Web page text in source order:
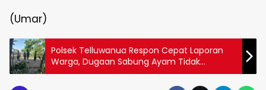
(Umar)
Polsek Telluwanua Respon Cepat Laporan
Warga, Dugaan Sabung Ayam Tidak
Ditemukan Saat Patroli